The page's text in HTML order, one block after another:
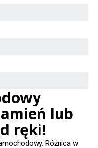
lub
ręki!
Różnica w